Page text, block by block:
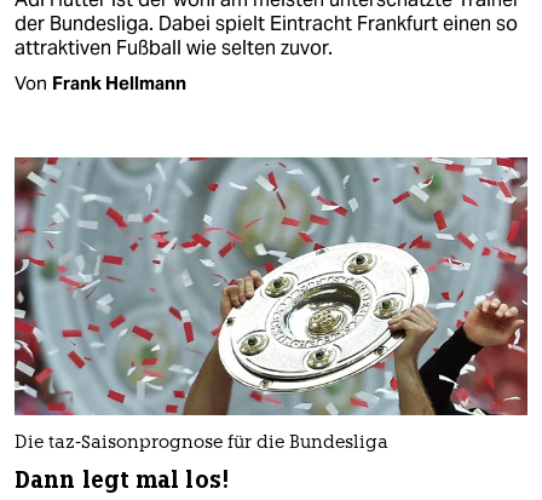
der Bundesliga. Dabei spielt Eintracht Frankfurt einen so
attraktiven Fußball wie selten zuvor.
Von Frank Hellmann
Die taz-Saisonprognose für die Bundesliga
Dann legt mal los!